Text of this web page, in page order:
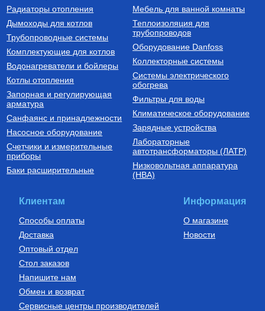
Циркуль 25/40 (1х220В;
0,07кВт)
2 650Руб.
Купить
Котел газовый двухконтурный
DELUXE C COAXIAL 24K
47 740Руб.
Трубы из сшитого полиэтилена
Труба напорная из сшитого
полиэтилена с барьерным
VA1622.3.C.200
14 600Руб.
Купить
Радиаторы отопления
Дымоходы для котлов
Трубопроводные системы
Комплектующие для котлов
Водонагреватели и бойлеры
Котлы отопления
Запорная и регулирующая
арматура
Санфаянс и принадлежности
Насосное оборудование
Счетчики и измерительные
приборы
Баки расширительные
Мебель для ванной комнаты
Теплоизоляция для
трубопроводов
Оборудование Danfoss
Коллекторные системы
Системы электрического
обогрева
Фильтры для воды
Климатическое оборудование
Зарядные устройства
Лабораторные
автотрансформаторы (ЛАТР)
Низковольтная аппаратура
(НВА)
Клиентам
Способы оплаты
Доставка
Оптовый отдел
Стол заказов
Напишите нам
Обмен и возврат
Сервисные центры производителей
Информация
О магазине
Новости